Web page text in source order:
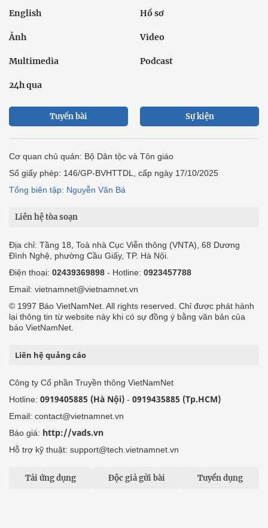
English Hồ sơ
Ảnh Video
Multimedia Podcast
24h qua
Tuyến bài Sự kiện
Cơ quan chủ quản: Bộ Dân tộc và Tôn giáo
Số giấy phép: 146/GP-BVHTTDL, cấp ngày 17/10/2025
Tổng biên tập: Nguyễn Văn Bá
Liên hệ tòa soạn
Địa chỉ: Tầng 18, Toà nhà Cục Viễn thông (VNTA), 68 Dương
Đình Nghệ, phường Cầu Giấy, TP. Hà Nội.
Điện thoại: 02439369898 - Hotline: 0923457788
Email: vietnamnet@vietnamnet.vn
© 1997 Báo VietNamNet. All rights reserved. Chỉ được phát hành
lại thông tin từ website này khi có sự đồng ý bằng văn bản của
báo VietNamNet.
Liên hệ quảng cáo
Công ty Cổ phần Truyền thông VietNamNet
Hotline: 0919405885 (Hà Nội) - 0919435885 (Tp.HCM)
Email: contact@vietnamnet.vn
Báo giá: http://vads.vn
Hỗ trợ kỹ thuật: support@tech.vietnamnet.vn
Tải ứng dụng Độc giả gửi bài Tuyển dụng